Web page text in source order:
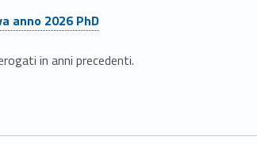
anno 2026 PhD
in anni precedenti.